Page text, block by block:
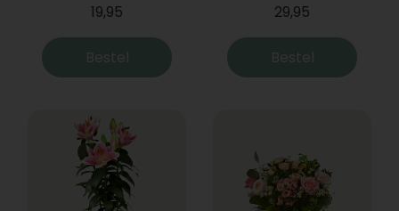
19,95
Bestel
29,95
Bestel